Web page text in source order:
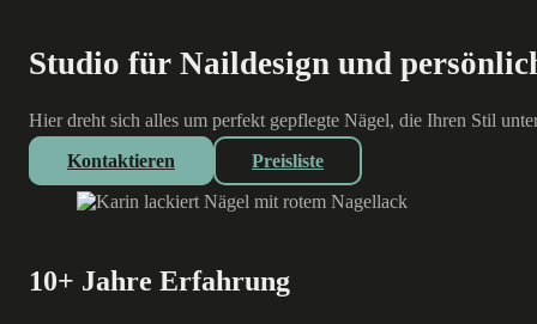
Studio für Naildesign und
Hier dreht sich alles um perfekt gepflegte Nägel, die Ihren Stil
Kontaktieren
Preisliste
10+ Jahre Erfahrung